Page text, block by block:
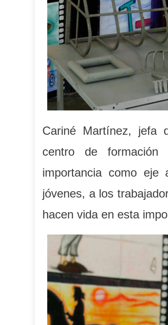
Cariné Martínez, jefa
centro de
importancia como
jóvenes, a los
hacen vida en esta